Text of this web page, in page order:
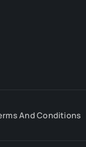
And Conditions